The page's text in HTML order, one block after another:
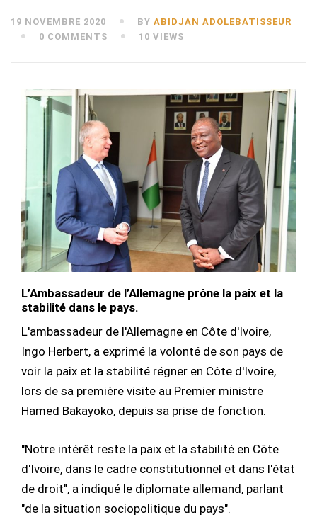
19 NOVEMBRE 2020 BY ABIDJAN ADOLEBATISSEUR
0 COMMENTS
10 VIEWS
L’Ambassadeur de l’Allemagne prône la paix et la
stabilité dans le pays.
L'ambassadeur de l'Allemagne en Côte d'Ivoire,
Ingo Herbert, a exprimé la volonté de son pays de
voir la paix et la stabilité régner en Côte d'Ivoire,
lors de sa première visite au Premier ministre
Hamed Bakayoko, depuis sa prise de fonction.
"Notre intérêt reste la paix et la stabilité en Côte
d'Ivoire, dans le cadre constitutionnel et dans l'état
de droit", a indiqué le diplomate allemand, parlant
"de la situation sociopolitique du pays".